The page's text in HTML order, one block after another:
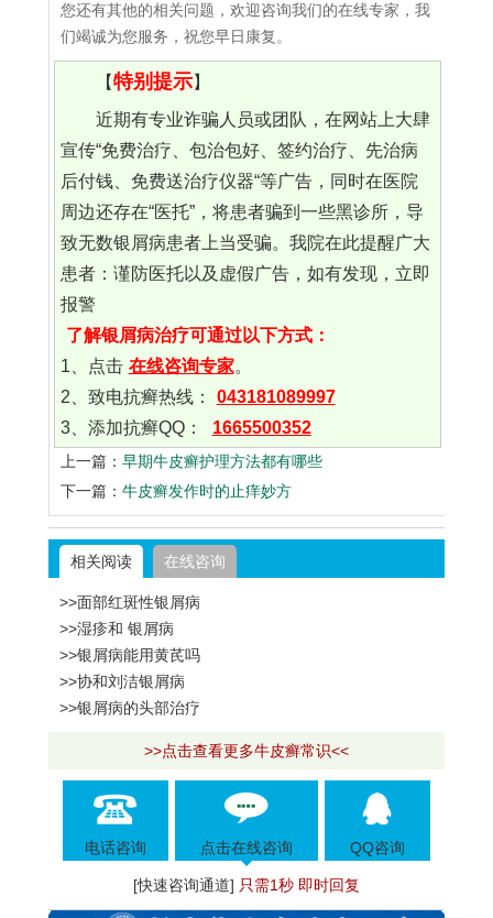
您还有其他的相关问题，欢迎咨询我们的在线专家，我
们竭诚为您服务，祝您早日康复。
【特别提示】
近期有专业诈骗人员或团队，在网站上大肆
宣传“免费治疗、包治包好、签约治疗、先治病
后付钱、免费送治疗仪器“等广告，同时在医院
周边还存在“医托”，将患者骗到一些黑诊所，导
致无数银屑病患者上当受骗。我院在此提醒广大
患者：谨防医托以及虚假广告，如有发现，立即
报警
了解银屑病治疗可通过以下方式：
1、点击 在线咨询专家。
2、致电抗癣热线：
043181089997
3、添加抗癣QQ：
1665500352
上一篇： 早期牛皮癣护理方法都有哪些
下一篇： 牛皮癣发作时的止痒妙方
相关阅读 在线咨询
>>面部红斑性银屑病
>>湿疹和 银屑病
>>银屑病能用黄芪吗
>>协和刘洁银屑病
>>银屑病的头部治疗
>>点击查看更多牛皮癣常识<<
电话咨询 点击在线咨询 QQ咨询
[快速咨询通道] 只需1秒 即时回复